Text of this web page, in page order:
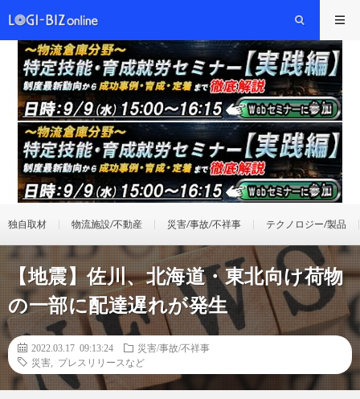
独自取材 物流施設/不動産 災害/事故/不祥事 テクノロジー/製品
【地震】佐川、北海道・東北向け荷物
の一部に配達遅れが発生
2022.03.17 09:13:24
災害/事故/不祥事
災害
プレスリリースなど